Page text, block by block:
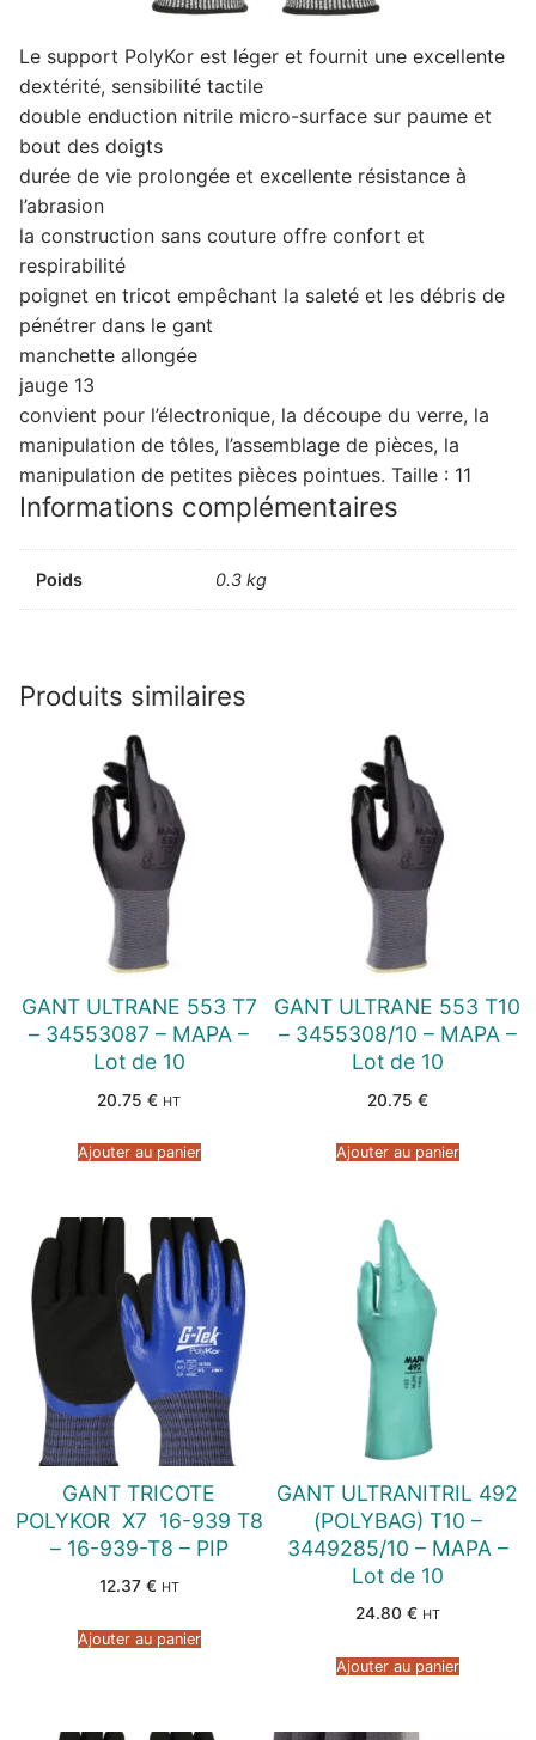
Le support PolyKor est léger et fournit une excellente
dextérité, sensibilité tactile
double enduction nitrile micro-surface sur paume et
bout des doigts
durée de vie prolongée et excellente résistance à
l’abrasion
la construction sans couture offre confort et
respirabilité
poignet en tricot empêchant la saleté et les débris de
pénétrer dans le gant
manchette allongée
jauge 13
convient pour l’électronique, la découpe du verre, la
manipulation de tôles, l’assemblage de pièces, la
manipulation de petites pièces pointues. Taille : 11
Informations complémentaires
Poids 0.3 kg
Produits similaires
GANT ULTRANE 553 T7
– 34553087 – MAPA –
Lot de 10
20.75 € HT
Ajouter au panier
GANT ULTRANE 553 T10
– 3455308/10 – MAPA –
Lot de 10
20.75 €
Ajouter au panier
GANT TRICOTE
POLYKOR  X7  16-939 T8
– 16-939-T8 – PIP
12.37 € HT
Ajouter au panier
GANT ULTRANITRIL 492
(POLYBAG) T10 –
3449285/10 – MAPA –
Lot de 10
24.80 € HT
Ajouter au panier